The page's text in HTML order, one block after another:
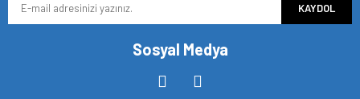
KAYDOL
Sosyal Medya